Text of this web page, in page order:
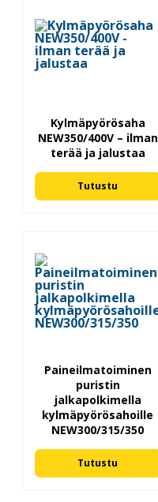
Kylmäpyörösaha
NEW350/400V – ilman
terää ja jalustaa
Tutustu
Paineilmatoiminen
puristin
jalkapolkimella
kylmäpyörösahoille
NEW300/315/350
Tutustu